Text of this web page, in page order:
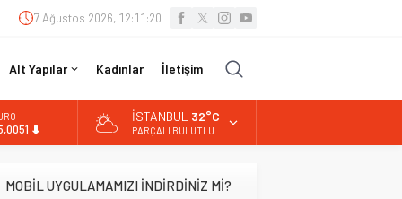
7 Ağustos 2026, 12:11:21
Alt Yapılar Kadınlar İletişim
İSTANBUL 32°C
PARÇALI BULUTLU
MOBİL UYGULAMAMIZI İNDİRDİNİZ Mİ?